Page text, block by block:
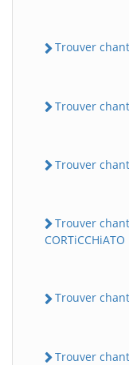
Trouver
Trouver
Trouver
Trouver
CORTiCCHiATO
Trouver
Trouver